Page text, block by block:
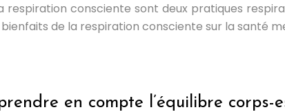
respiration consciente sont deux pratiques
de la respiration consciente sur la santé
en compte l’équilibre